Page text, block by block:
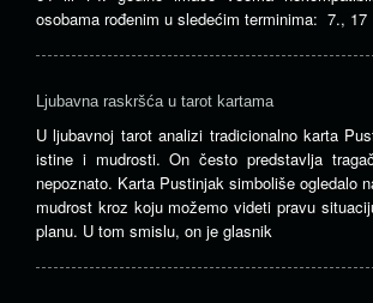
osobama rođenim u sledećim terminima: 7., 17
Ljubavna raskršća u tarot kartama
U ljubavnoj tarot analizi tradicionalno karta
istine i mudrosti. On često predstavlja
nepoznato. Karta Pustinjak simboliše ogledalo
mudrost kroz koju možemo videti pravu
planu. U tom smislu, on je glasnik